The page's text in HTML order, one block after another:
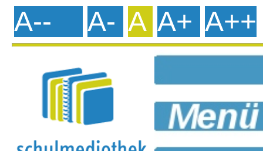
A-- A- A A+ A++